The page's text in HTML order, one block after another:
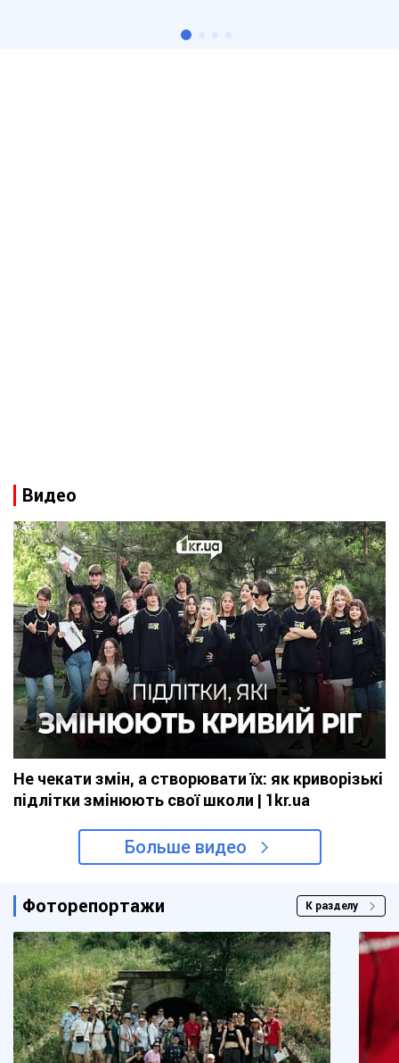
Видео
Не чекати змін, а створювати їх: як криворізькі
підлітки змінюють свої школи | 1kr.ua
Больше видео
Фоторепортажи К разделу